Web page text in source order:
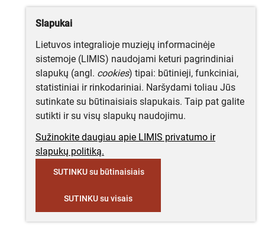
Slapukai
Lietuvos integralioje muziejų informacinėje
sistemoje (LIMIS) naudojami keturi pagrindiniai
slapukų (angl. cookies) tipai: būtinieji, funkciniai,
statistiniai ir rinkodariniai. Naršydami toliau Jūs
sutinkate su būtinaisiais slapukais. Taip pat galite
sutikti ir su visų slapukų naudojimu.
Sužinokite daugiau apie LIMIS privatumo ir
slapukų politiką.
SUTINKU su būtinaisiais
SUTINKU su visais